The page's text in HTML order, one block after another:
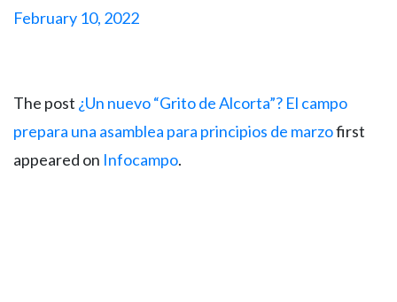
February 10, 2022
The post ¿Un nuevo “Grito de Alcorta”? El campo
prepara una asamblea para principios de marzofirst
appeared on Infocampo.